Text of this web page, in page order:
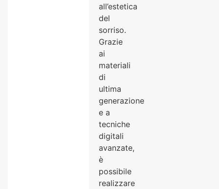
all’estetica
del
sorriso.
Grazie
ai
materiali
di
ultima
generazione
e a
tecniche
digitali
avanzate,
è
possibile
realizzare